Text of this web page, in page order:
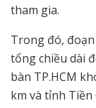
tham gia.
Trong đó,
tổng chiều dài
bàn TP.HCM
km và tỉnh Tiền